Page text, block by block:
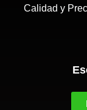
Calidad y